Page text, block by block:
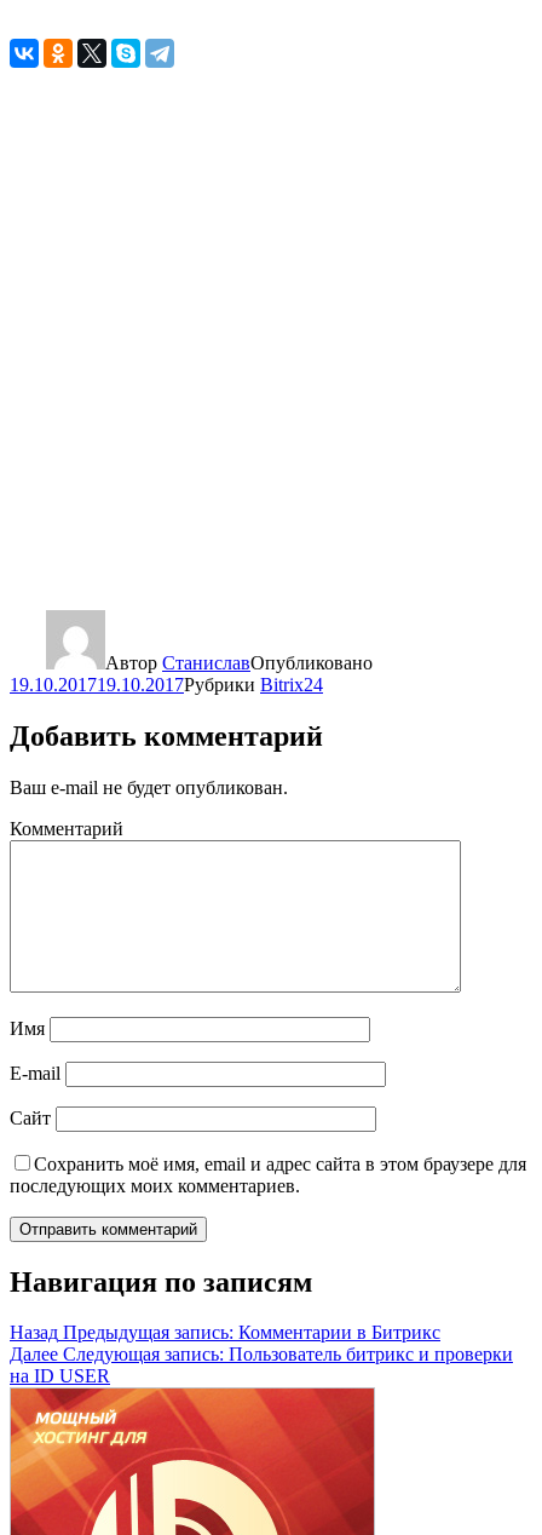
Автор СтаниславОпубликовано
19.10.201719.10.2017Рубрики Bitrix24
Добавить комментарий
Ваш e-mail не будет опубликован.
Комментарий
Имя
E-mail
Сайт
Сохранить моё имя, email и адрес сайта в этом браузере для
последующих моих комментариев.
Навигация по записям
Назад Предыдущая запись: Комментарии в Битрикс
Далее Следующая запись: Пользователь битрикс и проверки
на ID USER